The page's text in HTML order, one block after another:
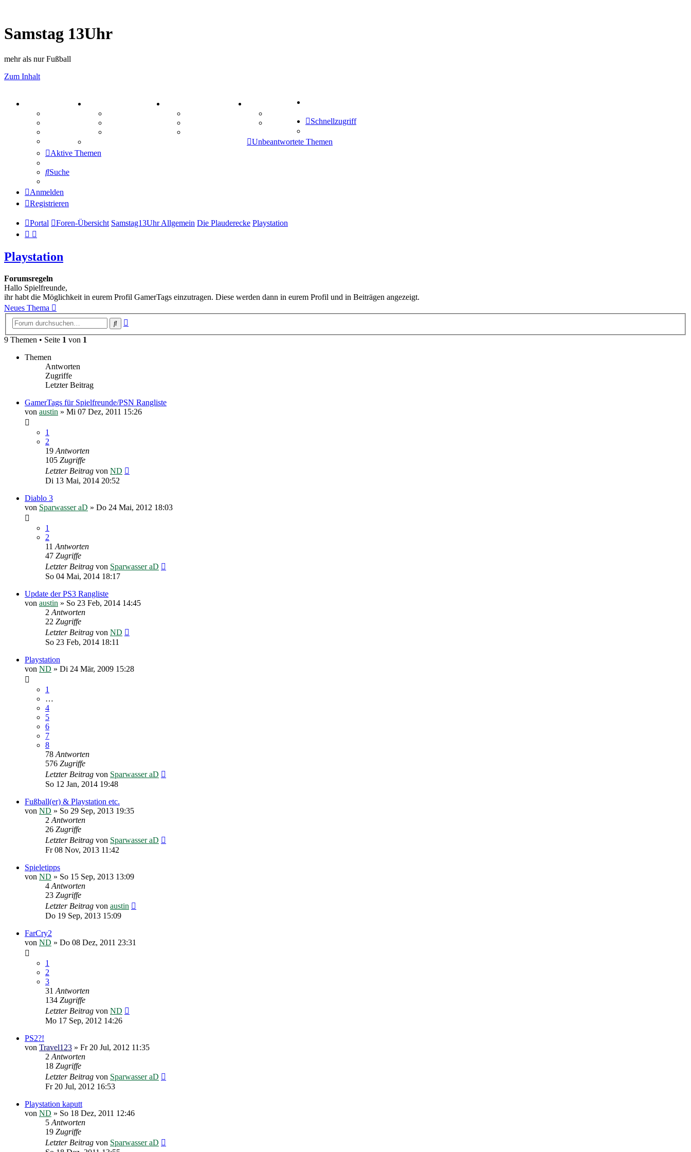
Samstag 13Uhr
mehr als nur Fußball
Zum Inhalt
Mastodon
Comunio
Schnellzugriff
Unbeantwortete Themen
Aktive Themen
Suche
Anmelden
Registrieren
Portal Foren-Übersicht Samstag13Uhr Allgemein Die Plauderecke Playstation
Playstation
Forumsregeln
Hallo Spielfreunde,
ihr habt die Möglichkeit in eurem Profil GamerTags einzutragen. Diese werden dann in eurem Profil und in Beiträgen angezeigt.
Neues Thema
Suche
9 Themen • Seite 1 von 1
Themen
Antworten
Zugriffe
Letzter Beitrag
GamerTags für Spielfreunde/PSN Rangliste
von austin » Mi 07 Dez, 2011 15:26
1
2
19 Antworten
105 Zugriffe
Letzter Beitrag von ND
Di 13 Mai, 2014 20:52
Diablo 3
von Sparwasser aD » Do 24 Mai, 2012 18:03
1
2
11 Antworten
47 Zugriffe
Letzter Beitrag von Sparwasser aD
So 04 Mai, 2014 18:17
Update der PS3 Rangliste
von austin » So 23 Feb, 2014 14:45
2 Antworten
22 Zugriffe
Letzter Beitrag von ND
So 23 Feb, 2014 18:11
Playstation
von ND » Di 24 Mär, 2009 15:28
1
…
4
5
6
7
8
78 Antworten
576 Zugriffe
Letzter Beitrag von Sparwasser aD
So 12 Jan, 2014 19:48
Fußball(er) & Playstation etc.
von ND » So 29 Sep, 2013 19:35
2 Antworten
26 Zugriffe
Letzter Beitrag von Sparwasser aD
Fr 08 Nov, 2013 11:42
Spieletipps
von ND » So 15 Sep, 2013 13:09
4 Antworten
23 Zugriffe
Letzter Beitrag von austin
Do 19 Sep, 2013 15:09
FarCry2
von ND » Do 08 Dez, 2011 23:31
1
2
3
31 Antworten
134 Zugriffe
Letzter Beitrag von ND
Mo 17 Sep, 2012 14:26
PS2?!
von Travel123 » Fr 20 Jul, 2012 11:35
2 Antworten
18 Zugriffe
Letzter Beitrag von Sparwasser aD
Fr 20 Jul, 2012 16:53
Playstation kaputt
von ND » So 18 Dez, 2011 12:46
5 Antworten
19 Zugriffe
Letzter Beitrag von Sparwasser aD